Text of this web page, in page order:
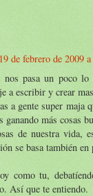
19 de febrero de 2009
nos pasa un poco
a escribir y crear
a gente super maja
ganando más cosas
de nuestra vida,
se basa también en
como tu,
Así que te entiendo.